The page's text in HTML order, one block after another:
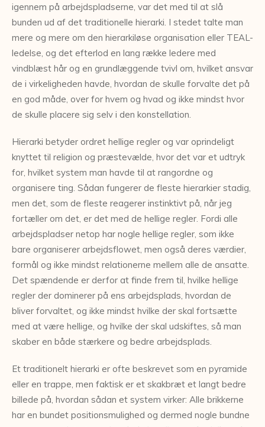
igennem på arbejdspladserne, var det med til at slå
bunden ud af det traditionelle hierarki. I stedet talte man
mere og mere om den hierarkiløse organisation eller TEAL-
ledelse, og det efterlod en lang række ledere med
vindblæst hår og en grundlæggende tvivl om, hvilket ansvar
de i virkeligheden havde, hvordan de skulle forvalte det på
en god måde, over for hvem og hvad og ikke mindst hvor
de skulle placere sig selv i den konstellation.
Hierarki betyder ordret hellige regler og var oprindeligt
knyttet til religion og præstevælde, hvor det var et udtryk
for, hvilket system man havde til at rangordne og
organisere ting. Sådan fungerer de fleste hierarkier stadig,
men det, som de fleste reagerer instinktivt på, når jeg
fortæller om det, er det med de hellige regler. Fordi alle
arbejdspladser netop har nogle hellige regler, som ikke
bare organiserer arbejdsflowet, men også deres værdier,
formål og ikke mindst relationerne mellem alle de ansatte.
Det spændende er derfor at finde frem til, hvilke hellige
regler der dominerer på ens arbejdsplads, hvordan de
bliver forvaltet, og ikke mindst hvilke der skal fortsætte
med at være hellige, og hvilke der skal udskiftes, så man
skaber en både stærkere og bedre arbejdsplads.
Et traditionelt hierarki er ofte beskrevet som en pyramide
eller en trappe, men faktisk er et skakbræt et langt bedre
billede på, hvordan sådan et system virker: Alle brikkerne
har en bundet positionsmulighed og dermed nogle bundne